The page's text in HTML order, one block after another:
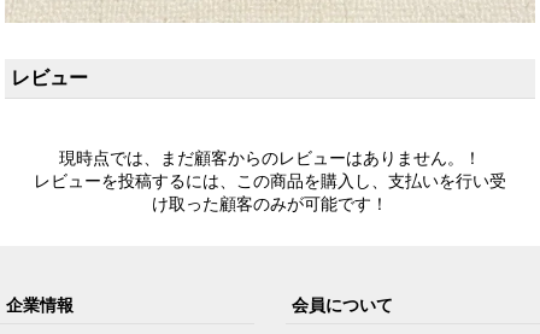
レビュー
現時点では、まだ顧客からのレビューはありません。！
レビューを投稿するには、この商品を購入し、支払いを行い受
け取った顧客のみが可能です！
企業情報 会員について